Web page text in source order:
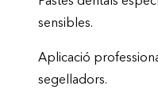
sensibles.
Aplicació
segelladors.